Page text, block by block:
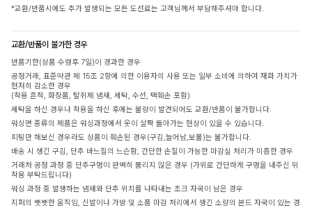
*교환/반품시에도 추가 발생되는 모든 도선료는 고객님께서 부담해주셔야 합니다.
교환/반품이 불가한 경우
반품기한(상품 수령후 7일)이 경과한 경우
공정거래, 표준약관 제 15조 2항에 의한 이용자의 사용 또는 일부 소비에 의하여 재화 가치가
현저히 감소한 경우
(착용 흔적, 화장품, 탈취제 냄새, 세탁, 수선, 택훼손 포함)
세탁을 하신 경우나 착용을 하신 후에는 불량이 발견되어도 교환/반품이 불가합니다.
워싱면 종류의 제품은 워싱과정에서 옷이 살짝 돌아가는 현상이 있을 수 있습니다.
피팅만 해보신 경우라도 상품이 훼손된 경우(구김,늘어남,보풀)는 불가합니다.
배송 시 생긴 구김, 단추 바느질의 느슨함, 간단한 손질이 가능한 마감실 처리가 미흡한 경우
거래처 공정 과정 중 단추구멍이 완벽히 뚫리지 않은 경우 (가위로 간단하게 구멍을 내주신 뒤
착용 부탁드립니다)
워싱 과정 중 발생하는 냄새와 단추 위치를 나타내는 초크 자국이 남은 경우
지퍼의 뻣뻣한 움직임, 신발이나 가방 및 소품 마감 처리에서 생긴 소량의 본드 자국이 있는 경